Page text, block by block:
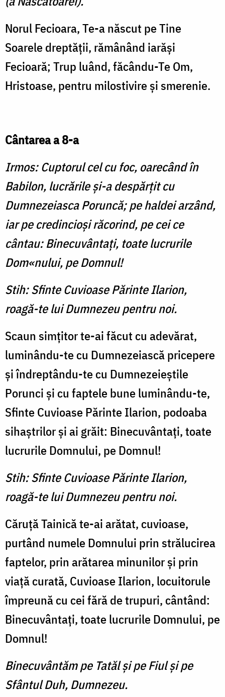
Norul Fecioara, Te-a născut pe Tine
Soarele dreptăţii, rămâ­nând iarăşi
Fecioară; Trup lu­ând, făcându-Te Om,
Hristoase, pentru milostivire şi smerenie.
Cântarea a 8-a
Irmos: Cuptorul cel cu foc, oarecând în
Babilon, lucrări­le şi-a despărţit cu
Dumneze­iasca Poruncă; pe haldei arzând,
iar pe credincioşi răcorind, pe cei ce
cântau: Binecu­vântaţi, toate lucrurile
Dom«nului, pe Domnul!
Stih: Sfinte Cuvioase Părinte Ilarion,
roagă-te lui Dumnezeu pentru noi.
Scaun simţitor te-ai făcut cu adevărat,
luminându-te cu Dumnezeiască pricepere
şi îndreptându-te cu Dumnezeieştile
Porunci şi cu faptele bune luminându-te,
Sfinte Cuvioase Părinte Ilarion, podoaba
sihaştrilor şi ai grăit: Binecuvântaţi, toate
lucrurile Domnului, pe Domnul!
Stih: Sfinte Cuvioase Părinte Ilarion,
roagă-te lui Dumnezeu pentru noi.
Căruţă Tainică te-ai arătat, cuvioase,
purtând numele Dom­nului prin strălucirea
faptelor, prin arătarea minunilor şi prin
viaţă curată, Cuvioase Ilarion, locuitorule
împreună cu cei fără de trupuri, cântând:
Binecuvântaţi, toate lucrurile Dom­nului, pe
Domnul!
Binecuvântăm pe Tatăl şi pe Fiul şi pe
Sfântul Duh, Dumnezeu.